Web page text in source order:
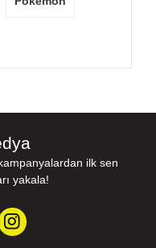
ilk sen
yakala!